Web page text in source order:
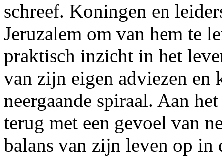
schreef. Koningen en
Jeruzalem om van hem te
praktisch inzicht in het
van zijn eigen adviezen en
neergaande spiraal. Aan
terug met een gevoel van
balans van zijn leven op in